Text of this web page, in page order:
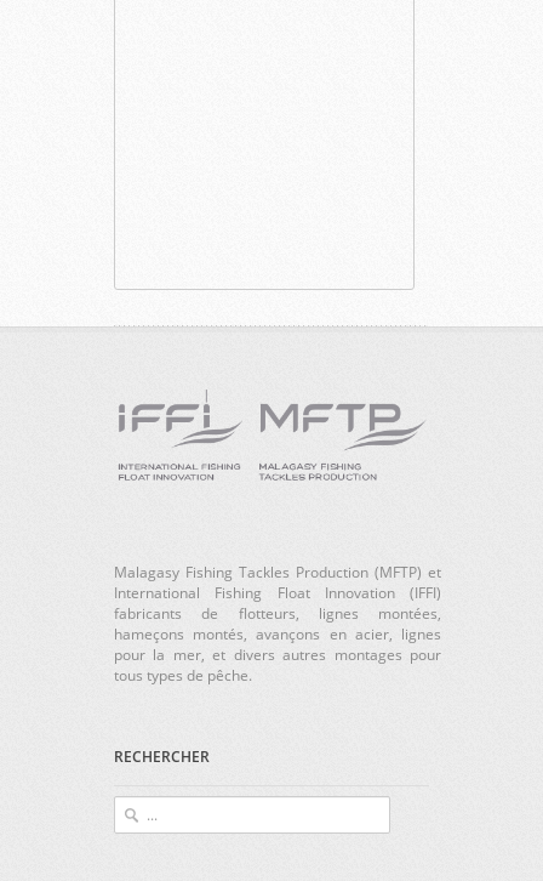
Malagasy Fishing Tackles Production (MFTP) et
International Fishing Float Innovation (IFFI)
fabricants de flotteurs, lignes montées,
hameçons montés, avançons en acier, lignes
pour la mer, et divers autres montages pour
tous types de pêche.
RECHERCHER